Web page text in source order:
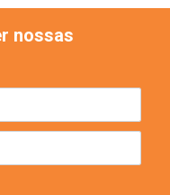
nossas